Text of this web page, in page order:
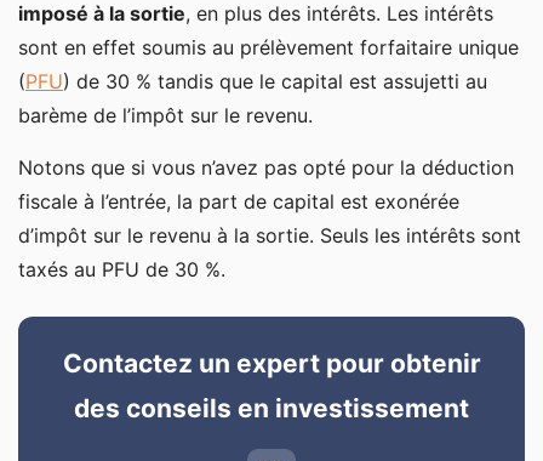
imposé à la sortie, en plus des intérêts. Les intérêts
sont en effet soumis au prélèvement forfaitaire unique
(PFU) de 30 % tandis que le capital est assujetti au
barème de l’impôt sur le revenu.
Notons que si vous n’avez pas opté pour la déduction
fiscale à l’entrée, la part de capital est exonérée
d’impôt sur le revenu à la sortie. Seuls les intérêts sont
taxés au PFU de 30 %.
Contactez un expert pour obtenir
des conseils en investissement